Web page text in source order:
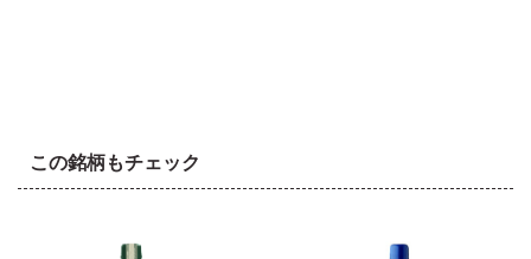
この銘柄もチェック